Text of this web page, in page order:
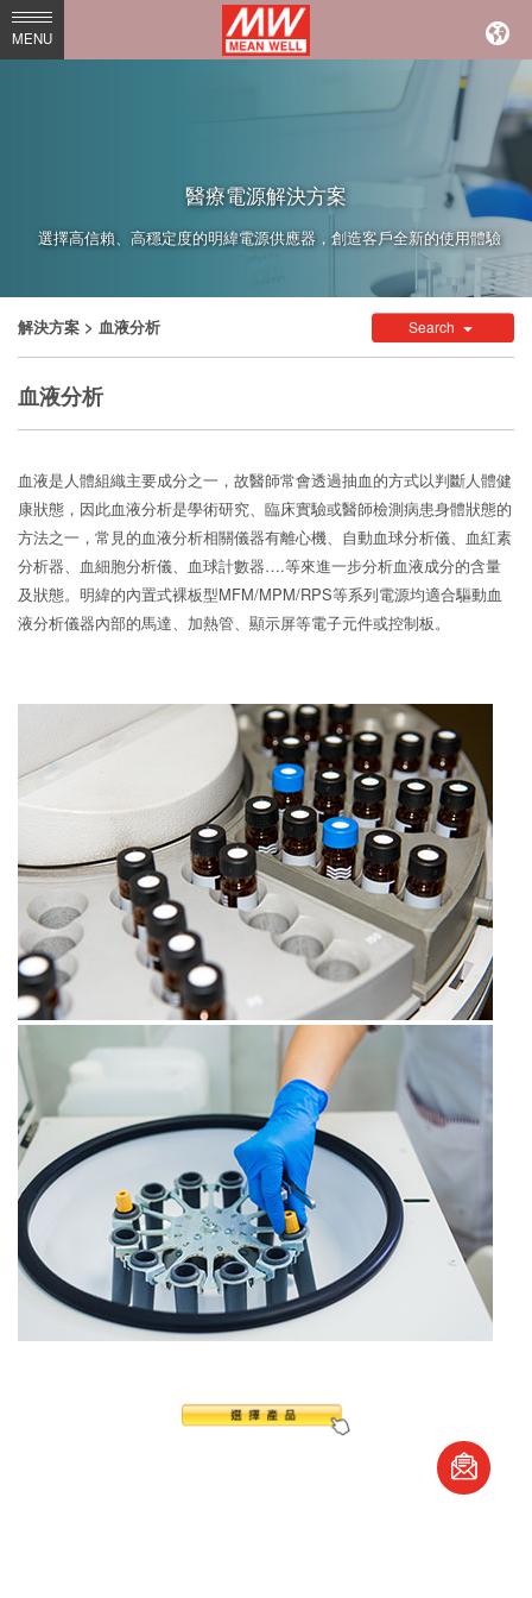
MEAN
WELL
Enterprises
Ltd.
MENU
醫療電源解決方案
選擇高信賴、高穩定度的明緯電源供應器，創造客戶全新的使用體驗
解決方案 > 血液分析 Search
血液分析
血液是人體組織主要成分之一，故醫師常會透過抽血的方式以判斷人體健
康狀態，因此血液分析是學術研究、臨床實驗或醫師檢測病患身體狀態的
方法之一，常見的血液分析相關儀器有離心機、自動血球分析儀、血紅素
分析器、血細胞分析儀、血球計數器….等來進一步分析血液成分的含量
及狀態。明緯的內置式裸板型MFM/MPM/RPS等系列電源均適合驅動血
液分析儀器內部的馬達、加熱管、顯示屏等電子元件或控制板。